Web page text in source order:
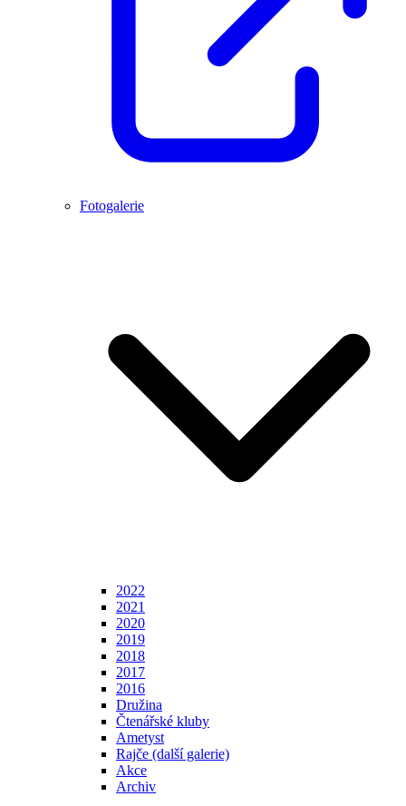
Fotogalerie
2022
2021
2020
2019
2018
2017
2016
Družina
Čtenářské kluby
Ametyst
Rajče (další galerie)
Akce
Archiv